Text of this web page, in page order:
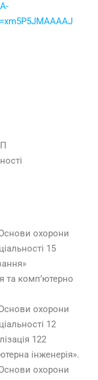
охорони
15
та комп’ютерно
охорони
12
122
інженерія».
охорони